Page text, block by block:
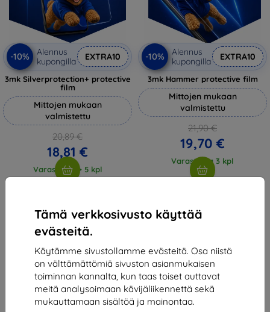
Tämä verkkosivusto käyttää
evästeitä.
Käytämme sivustollamme evästeitä. Osa niistä
on välttämättömiä sivuston asianmukaisen
toiminnan kannalta, kun taas toiset auttavat
meitä analysoimaan kävijäliikennettä sekä
mukauttamaan sisältöä ja mainontaa.
-10%
Alennus
kupongilla
EXTRA10
3mk Silverprotection+ protective
film
Mittojen mukaan
valmistettu
20,89 €
18,81 €
Varastossa > 5 kpl
-10%
Alennus
kupongilla
EXTRA10
3mk Hammer protective film
Mittojen mukaan
valmistettu
21,90 €
19,70 €
Varastossa 3 kpl
yhteensä .
«